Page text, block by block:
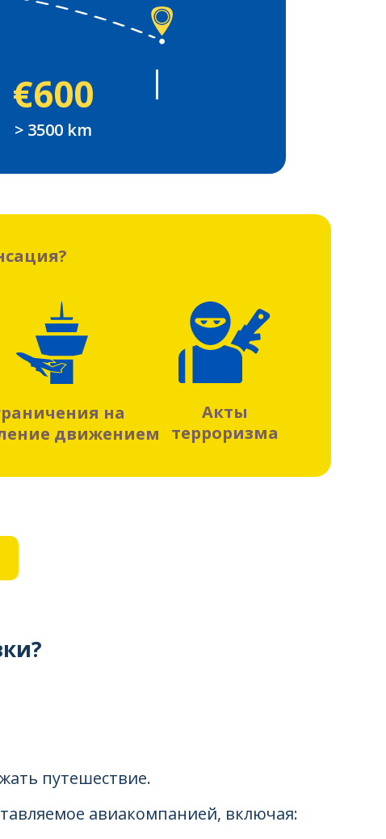
€600
> 3500 km
на
движением
Акты
терроризма
путешествие.
авиакомпанией, включая: